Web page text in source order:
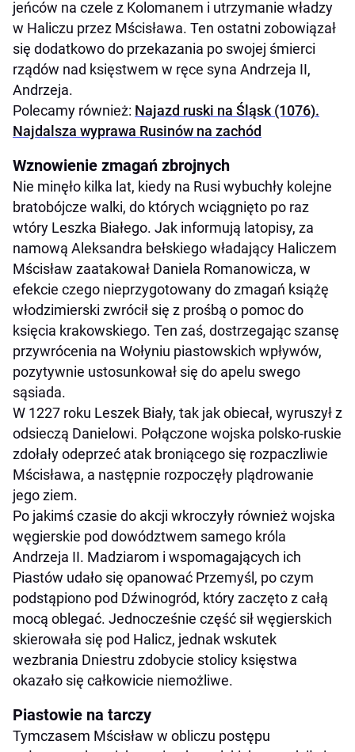
jeńców na czele z Kolomanem i utrzymanie władzy
w Haliczu przez Mścisława. Ten ostatni zobowiązał
się dodatkowo do przekazania po swojej śmierci
rządów nad księstwem w ręce syna Andrzeja II,
Andrzeja.
Polecamy również: Najazd ruski na Śląsk (1076).
Najdalsza wyprawa Rusinów na zachód
Wznowienie zmagań zbrojnych
Nie minęło kilka lat, kiedy na Rusi wybuchły kolejne
bratobójcze walki, do których wciągnięto po raz
wtóry Leszka Białego. Jak informują latopisy, za
namową Aleksandra bełskiego władający Haliczem
Mścisław zaatakował Daniela Romanowicza, w
efekcie czego nieprzygotowany do zmagań książę
włodzimierski zwrócił się z prośbą o pomoc do
księcia krakowskiego. Ten zaś, dostrzegając szansę
przywrócenia na Wołyniu piastowskich wpływów,
pozytywnie ustosunkował się do apelu swego
sąsiada.
W 1227 roku Leszek Biały, tak jak obiecał, wyruszył z
odsieczą Danielowi. Połączone wojska polsko-ruskie
zdołały odeprzeć atak broniącego się rozpaczliwie
Mścisława, a następnie rozpoczęły plądrowanie
jego ziem.
Po jakimś czasie do akcji wkroczyły również wojska
węgierskie pod dowództwem samego króla
Andrzeja II. Madziarom i wspomagających ich
Piastów udało się opanować Przemyśl, po czym
podstąpiono pod Dźwinogród, który zaczęto z całą
mocą oblegać. Jednocześnie część sił węgierskich
skierowała się pod Halicz, jednak wskutek
wezbrania Dniestru zdobycie stolicy księstwa
okazało się całkowicie niemożliwe.
Piastowie na tarczy
Tymczasem Mścisław w obliczu postępu